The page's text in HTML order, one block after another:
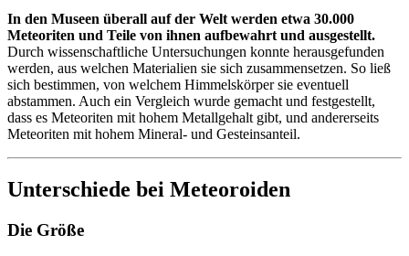
In den Museen überall auf der Welt werden etwa 30.000
Meteoriten und Teile von ihnen aufbewahrt und ausgestellt.
Durch wissenschaftliche Untersuchungen konnte herausgefunden
werden, aus welchen Materialien sie sich zusammensetzen. So ließ
sich bestimmen, von welchem Himmelskörper sie eventuell
abstammen. Auch ein Vergleich wurde gemacht und festgestellt,
dass es Meteoriten mit hohem Metallgehalt gibt, und andererseits
Meteoriten mit hohem Mineral- und Gesteinsanteil.
Unterschiede bei Meteoroiden
Die Größe